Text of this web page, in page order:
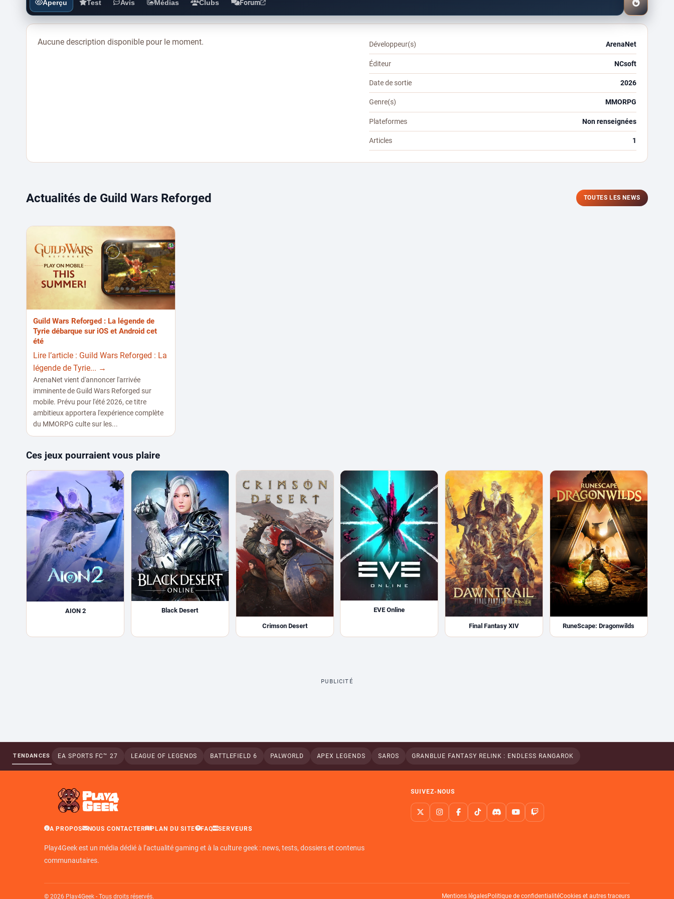
Aperçu Test Avis Médias Clubs Forum
J’attends
ce
Aucune description disponible pour le moment. Développeur(s) ArenaNet
Éditeur NCsoft
Date de sortie 2026
Genre(s) MMORPG
Plateformes Non renseignées
Articles 1
Actualités de Guild Wars Reforged TOUTES LES NEWS
Guild Wars Reforged : La légende de
Tyrie débarque sur iOS et Android cet
été
Lire l’article : Guild Wars Reforged : La
légende de Tyrie... →
ArenaNet vient d'annoncer l'arrivée
imminente de Guild Wars Reforged sur
mobile. Prévu pour l'été 2026, ce titre
ambitieux apportera l'expérience complète
du MMORPG culte sur les...
Ces jeux pourraient vous plaire
AION 2 Black Desert
Crimson Desert
EVE Online
Final Fantasy XIV RuneScape: Dragonwilds
PUBLICITÉ
TENDANCES EA SPORTS FC™ 27 LEAGUE OF LEGENDS BATTLEFIELD 6 PALWORLD APEX LEGENDS SAROS GRANBLUE FANTASY RELINK : ENDLESS RANGAROK
A PROPOS NOUS CONTACTER PLAN DU SITE FAQ SERVEURS
Play4Geek est un média dédié à l’actualité gaming et à la culture geek : news, tests, dossiers et contenus
communautaires.
SUIVEZ-NOUS
© 2026 Play4Geek - Tous droits réservés. Mentions légalesPolitique de confidentialitéCookies et autres traceurs